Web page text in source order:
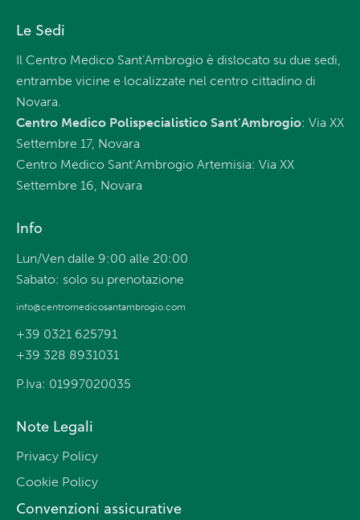
Le Sedi
Il Centro Medico Sant’Ambrogio è dislocato su due sedi,
entrambe vicine e localizzate nel centro cittadino di
Novara.
Centro Medico Polispecialistico Sant’Ambrogio: Via XX
Settembre 17, Novara
Centro Medico Sant’Ambrogio Artemisia: Via XX
Settembre 16, Novara
Info
Lun/Ven dalle 9:00 alle 20:00
Sabato: solo su prenotazione
info@centromedicosantambrogio.com
+39 0321 625791
+39 328 8931031
P.Iva: 01997020035
Note Legali
Privacy Policy
Cookie Policy
Convenzioni assicurative